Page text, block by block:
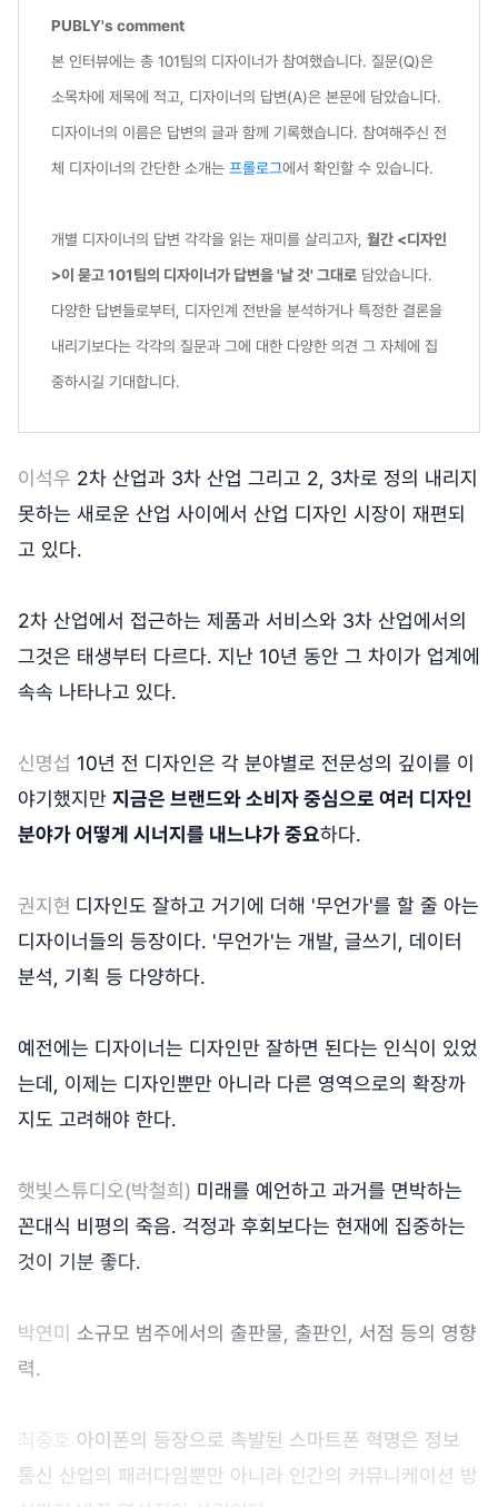
PUBLY's comment
본 인터뷰에는 총 101팀의 디자이너가 참여했습니다. 질문(Q)은
소목차에 제목에 적고, 디자이너의 답변(A)은 본문에 담았습니다.
디자이너의 이름은 답변의 글과 함께 기록했습니다. 참여해주신 전
체 디자이너의 간단한 소개는 프롤로그에서 확인할 수 있습니다.
개별 디자이너의 답변 각각을 읽는 재미를 살리고자, 월간 <디자인
>이 묻고 101팀의 디자이너가 답변을 '날 것' 그대로 담았습니다.
다양한 답변들로부터, 디자인계 전반을 분석하거나 특정한 결론을
내리기보다는 각각의 질문과 그에 대한 다양한 의견 그 자체에 집
중하시길 기대합니다.
이석우 2차 산업과 3차 산업 그리고 2, 3차로 정의 내리지
못하는 새로운 산업 사이에서 산업 디자인 시장이 재편되
고 있다.
2차 산업에서 접근하는 제품과 서비스와 3차 산업에서의
그것은 태생부터 다르다. 지난 10년 동안 그 차이가 업계에
속속 나타나고 있다.
신명섭 10년 전 디자인은 각 분야별로 전문성의 깊이를 이
야기했지만 지금은 브랜드와 소비자 중심으로 여러 디자인
분야가 어떻게 시너지를 내느냐가 중요하다.
권지현 디자인도 잘하고 거기에 더해 '무언가'를 할 줄 아는
디자이너들의 등장이다. '무언가'는 개발, 글쓰기, 데이터
분석, 기획 등 다양하다.
예전에는 디자이너는 디자인만 잘하면 된다는 인식이 있었
는데, 이제는 디자인뿐만 아니라 다른 영역으로의 확장까
지도 고려해야 한다.
햇빛스튜디오(박철희) 미래를 예언하고 과거를 면박하는
꼰대식 비평의 죽음. 걱정과 후회보다는 현재에 집중하는
것이 기분 좋다.
박연미 소규모 범주에서의 출판물, 출판인, 서점 등의 영향
력.
최중호 아이폰의 등장으로 촉발된 스마트폰 혁명은 정보
통신 산업의 패러다임뿐만 아니라 인간의 커뮤니케이션 방